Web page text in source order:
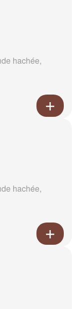
hachée,
hachée,